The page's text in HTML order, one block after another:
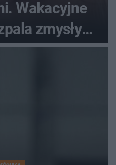
Wakacyjne
zmysły